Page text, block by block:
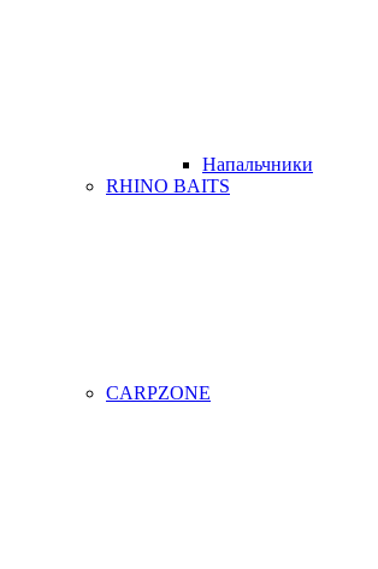
Напальчники
RHINO BAITS
CARPZONE